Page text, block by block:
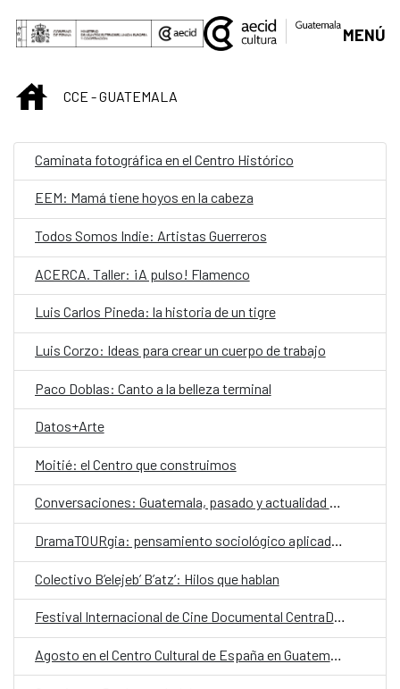
Saltar al contenido principal
MENÚ
INICIOCCE - GUATEMALA
Caminata fotográfica en el Centro Histórico
EEM: Mamá tiene hoyos en la cabeza
Todos Somos Indie: Artistas Guerreros
ACERCA. Taller: ¡A pulso! Flamenco
Luis Carlos Pineda: la historia de un tigre
Luis Corzo: Ideas para crear un cuerpo de trabajo
Paco Doblas: Canto a la belleza terminal
Datos+Arte
Moitié: el Centro que construimos
Conversaciones: Guatemala, pasado y actualidad en el valle de La Ermita
DramaTOURgia: pensamiento sociológico aplicado a la creación escénica
Colectivo B’elejeb’ B’atz’: Hilos que hablan
Festival Internacional de Cine Documental CentraDoc
Agosto en el Centro Cultural de España en Guatemala